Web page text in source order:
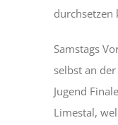
durchsetzen
Samstags
selbst an
Jugend
Limestal,